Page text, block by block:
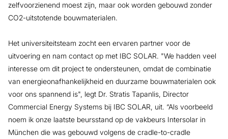
zelfvoorzienend moest zijn, maar ook worden gebouwd zonder
CO2-uitstotende bouwmaterialen.
Het universiteitsteam zocht een ervaren partner voor de
uitvoering en nam contact op met IBC SOLAR. "We hadden veel
interesse om dit project te ondersteunen, omdat de combinatie
van energieonafhankelijkheid en duurzame bouwmaterialen ook
voor ons spannend is", legt Dr. Stratis Tapanlis, Director
Commercial Energy Systems bij IBC SOLAR, uit. “Als voorbeeld
noem ik onze laatste beursstand op de vakbeurs Intersolar in
München die was gebouwd volgens de cradle-to-cradle